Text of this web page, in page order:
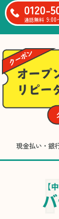
0120-
通話無料 9:00
現金払い・銀
【